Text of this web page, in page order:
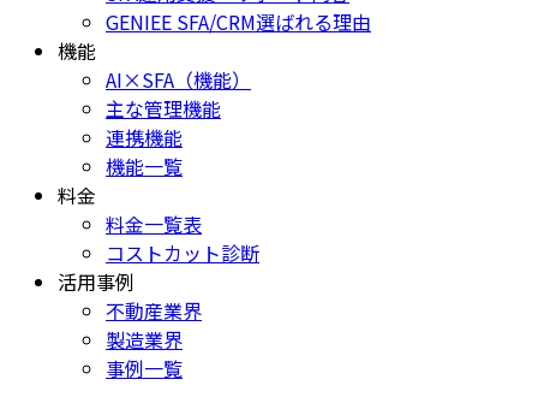
GENIEE SFA/CRM選ばれる理由
機能
AI×SFA（機能）
主な管理機能
連携機能
機能一覧
料金
料金一覧表
コストカット診断
活用事例
不動産業界
製造業界
事例一覧